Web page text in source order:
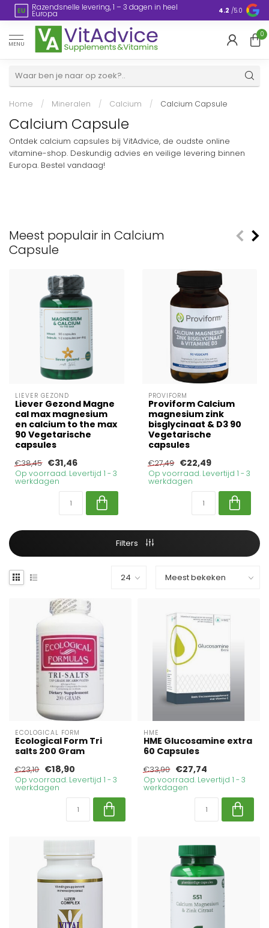
Razendsnelle levering, 1 – 3 dagen in heel
Europa Plasticvrije
4.2 /5.0
MENU
0
Home / Mineralen / Calcium / Calcium Capsule
Calcium Capsule
Ontdek calcium capsules bij VitAdvice, de oudste online
vitamine-shop. Deskundig advies en veilige levering binnen
Europa. Bestel vandaag!
Meest populair in Calcium
Capsule
LIEVER GEZOND
Liever Gezond Magne
cal max magnesium
en calcium to the max
90 Vegetarische
capsules
€38,45 €31,46
Op voorraad. Levertijd 1 - 3
werkdagen
PROVIFORM
Proviform Calcium
magnesium zink
bisglycinaat & D3 90
Vegetarische
capsules
€27,49 €22,49
Op voorraad. Levertijd 1 - 3
werkdagen
Filters
ECOLOGICAL FORM
Ecological Form Tri
salts 200 Gram
€23,10 €18,90
Op voorraad. Levertijd 1 - 3
werkdagen
HME
HME Glucosamine extra
60 Capsules
€33,90 €27,74
Op voorraad. Levertijd 1 - 3
werkdagen